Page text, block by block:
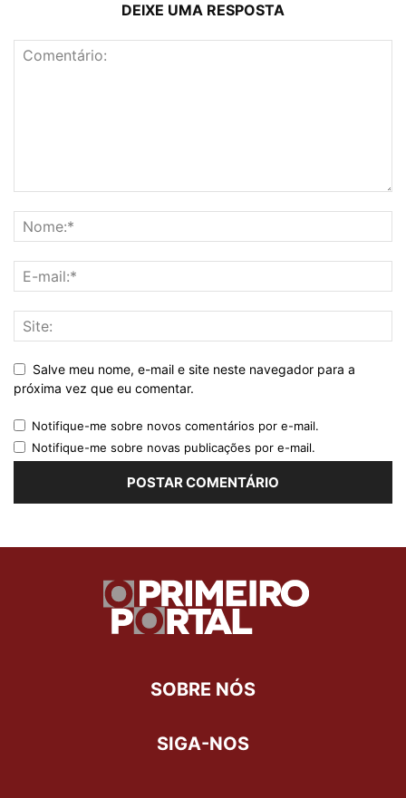
DEIXE UMA RESPOSTA
Salve meu nome, e-mail e site neste navegador para a
próxima vez que eu comentar.
Notifique-me sobre novos comentários por e-mail.
Notifique-me sobre novas publicações por e-mail.
SOBRE NÓS
SIGA-NOS